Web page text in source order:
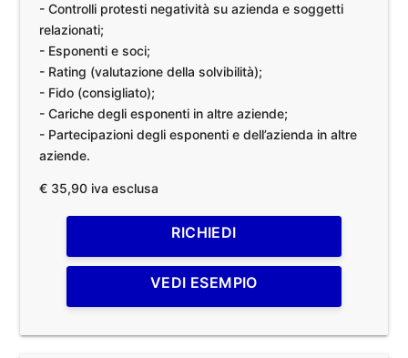
- Controlli protesti negatività su azienda e soggetti
relazionati;
- Esponenti e soci;
- Rating (valutazione della solvibilità);
- Fido (consigliato);
- Cariche degli esponenti in altre aziende;
- Partecipazioni degli esponenti e dell’azienda in altre
aziende.
€ 35,90 iva esclusa
RICHIEDI
VEDI ESEMPIO